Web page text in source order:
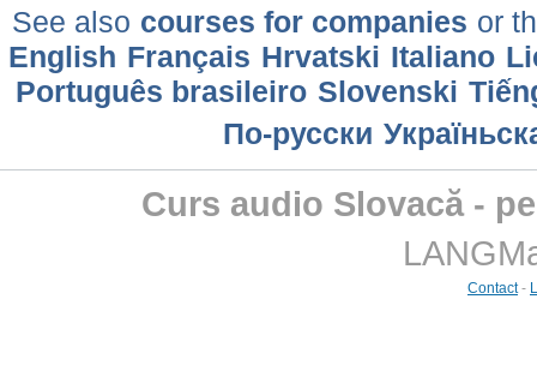
See also courses for companies or
English Français Hrvatski Italiano
Português brasileiro Slovenski
По-русски
Curs audio Slovacă -
Contact-